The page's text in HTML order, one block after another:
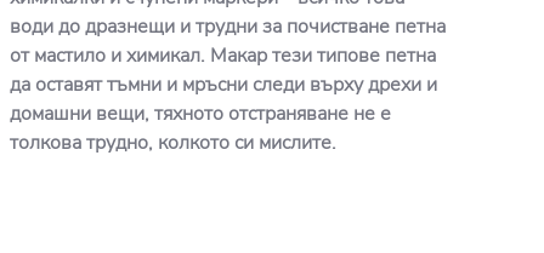
води до дразнещи и трудни за почистване петна
от мастило и химикал. Макар тези типове петна
да оставят тъмни и мръсни следи върху дрехи и
домашни вещи, тяхното отстраняване не е
толкова трудно, колкото си мислите.